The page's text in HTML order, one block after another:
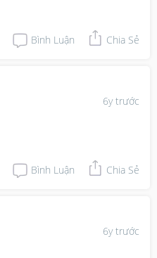
Bình Luận Chia Sẻ
6y trước
Bình Luận Chia Sẻ
6y trước